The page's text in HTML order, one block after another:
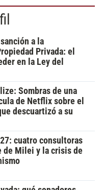
a la
Privada: el
en la Ley del
Sombras de una
de Netflix sobre el
descuartizó a su
cuatro consultoras
de Milei y la crisis de